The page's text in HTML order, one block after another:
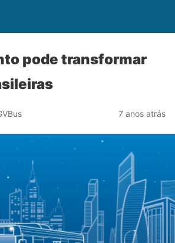
pode transformar
7 anos atrás